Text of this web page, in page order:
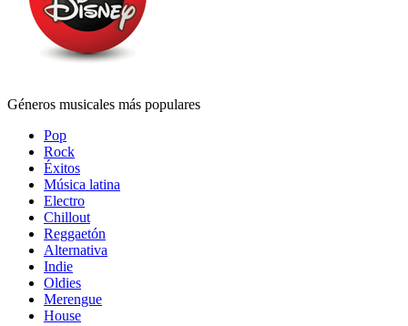
Géneros musicales más populares
Pop
Rock
Éxitos
Música latina
Electro
Chillout
Reggaetón
Alternativa
Indie
Oldies
Merengue
House